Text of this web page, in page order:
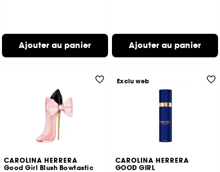
Ajouter au panier Ajouter au panier
CAROLINA HERRERA
Good Girl Blush Bowtastic
CAROLINA HERRERA
GOOD GIRL
Exclu web